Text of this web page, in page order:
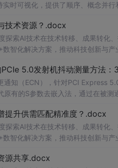
时可视化，提供了顺序、概念并
技术资源？.docx
索AI技术在技术转移、成果转化
智化解决方案，推动科技创新与产
PCIe 5.0发射机抖动测量方法
通知（ECN），针对PCI Express
原有的S参数去嵌入法，通过在被
GT/s速率，原有测量方法保持不变。; 适合
提升供需匹配精准度？.docx
索AI技术在技术转移、成果转化
智化解决方案，推动科技创新与产
源共享.docx